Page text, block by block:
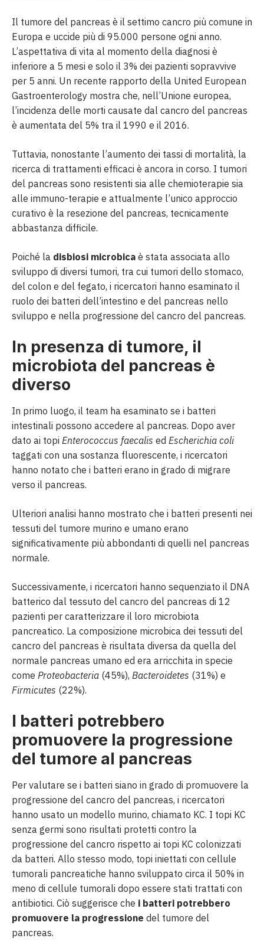
Il tumore del pancreas è il settimo cancro più comune in
Europa e uccide più di 95.000 persone ogni anno.
L’aspettativa di vita al momento della diagnosi è
inferiore a 5 mesi e solo il 3% dei pazienti sopravvive
per 5 anni. Un recente rapporto della United European
Gastroenterology mostra che, nell’Unione europea,
l’incidenza delle morti causate dal cancro del pancreas
è aumentata del 5% tra il 1990 e il 2016.
Tuttavia, nonostante l’aumento dei tassi di mortalità, la
ricerca di trattamenti efficaci è ancora in corso. I tumori
del pancreas sono resistenti sia alle chemioterapie sia
alle immuno-terapie e attualmente l’unico approccio
curativo è la resezione del pancreas, tecnicamente
abbastanza difficile.
Poiché la disbiosi microbica è stata associata allo
sviluppo di diversi tumori, tra cui tumori dello stomaco,
del colon e del fegato, i ricercatori hanno esaminato il
ruolo dei batteri dell’intestino e del pancreas nello
sviluppo e nella progressione del cancro del pancreas.
In presenza di tumore, il
microbiota del pancreas è
diverso
In primo luogo, il team ha esaminato se i batteri
intestinali possono accedere al pancreas. Dopo aver
dato ai topi Enterococcus faecalis ed Escherichia coli
taggati con una sostanza fluorescente, i ricercatori
hanno notato che i batteri erano in grado di migrare
verso il pancreas.
Ulteriori analisi hanno mostrato che i batteri presenti nei
tessuti del tumore murino e umano erano
significativamente più abbondanti di quelli nel pancreas
normale.
Successivamente, i ricercatori hanno sequenziato il DNA
batterico dal tessuto del cancro del pancreas di 12
pazienti per caratterizzare il loro microbiota
pancreatico. La composizione microbica dei tessuti del
cancro del pancreas è risultata diversa da quella del
normale pancreas umano ed era arricchita in specie
come Proteobacteria (45%), Bacteroidetes (31%) e
Firmicutes (22%).
I batteri potrebbero
promuovere la progressione
del tumore al pancreas
Per valutare se i batteri siano in grado di promuovere la
progressione del cancro del pancreas, i ricercatori
hanno usato un modello murino, chiamato KC. I topi KC
senza germi sono risultati protetti contro la
progressione del cancro rispetto ai topi KC colonizzati
da batteri. Allo stesso modo, topi iniettati con cellule
tumorali pancreatiche hanno sviluppato circa il 50% in
meno di cellule tumorali dopo essere stati trattati con
antibiotici. Ciò suggerisce che i batteri potrebbero
promuovere la progressione del tumore del
pancreas.